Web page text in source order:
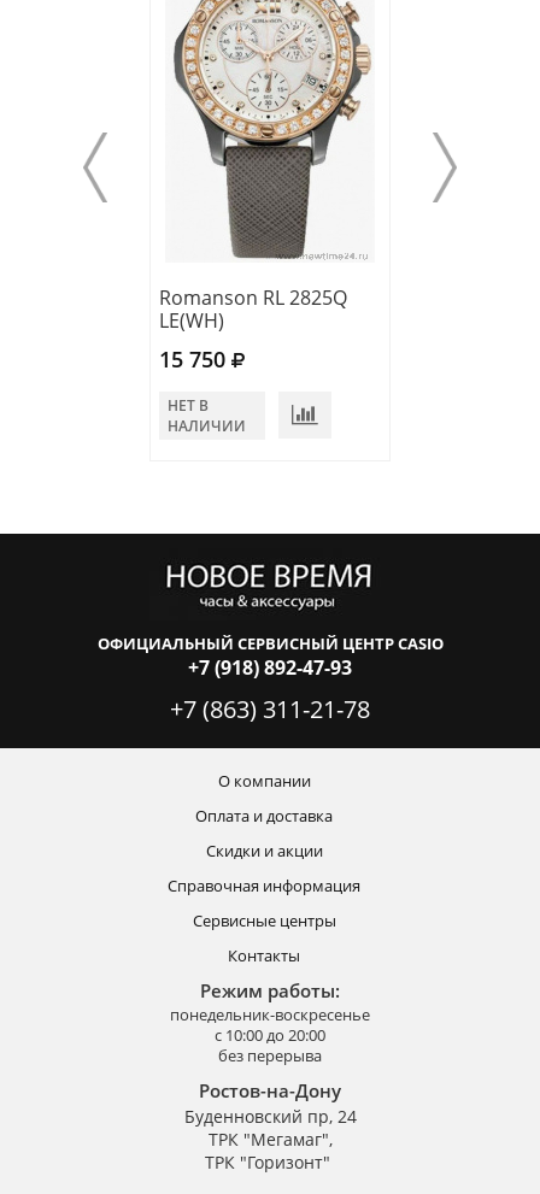
Romanson RL 2825Q
LE(WH)
15 750
НЕТ В
НАЛИЧИИ
ОФИЦИАЛЬНЫЙ СЕРВИСНЫЙ ЦЕНТР CASIO
+7 (918) 892-47-93
+7 (863) 311-21-78
О компании
Оплата и доставка
Скидки и акции
Справочная информация
Сервисные центры
Контакты
Режим работы:
понедельник-воскресенье
с 10:00 до 20:00
без перерыва
Ростов-на-Дону
Буденновский пр, 24
ТРК "Мегамаг",
ТРК "Горизонт"